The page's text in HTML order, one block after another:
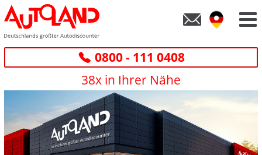
0800 - 111 0408
38x in Ihrer Nähe